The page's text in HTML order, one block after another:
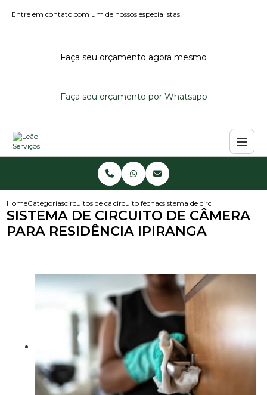
Entre em contato com um de nossos especialistas!
Faça seu orçamento agora mesmo
Faça seu orçamento por Whatsapp
HomeCategoriascircuitos de camerascircuito fechado de camerassistema de circuito de camera
SISTEMA DE CIRCUITO DE CÂMERA
PARA RESIDÊNCIA IPIRANGA